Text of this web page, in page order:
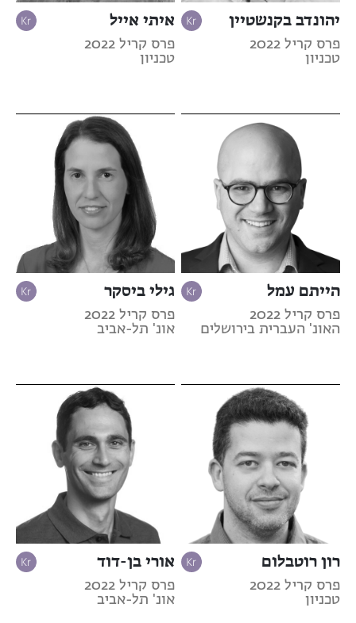
יהונדב בקנשטיין
פרס קריל 2022
טכניון
איתי אייל
פרס קריל 2022
טכניון
הייתם עמל
פרס קריל 2022
האונ' העברית בירושלים
גילי ביסקר
פרס קריל 2022
אונ' תל-אביב
רון רוטבלום
פרס קריל 2022
טכניון
אורי בן-דוד
פרס קריל 2022
אונ' תל-אביב